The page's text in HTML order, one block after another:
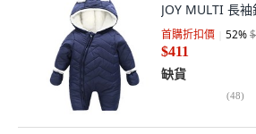
JOY MULTI 長
首購折扣價 52%
$411
缺貨
(48)